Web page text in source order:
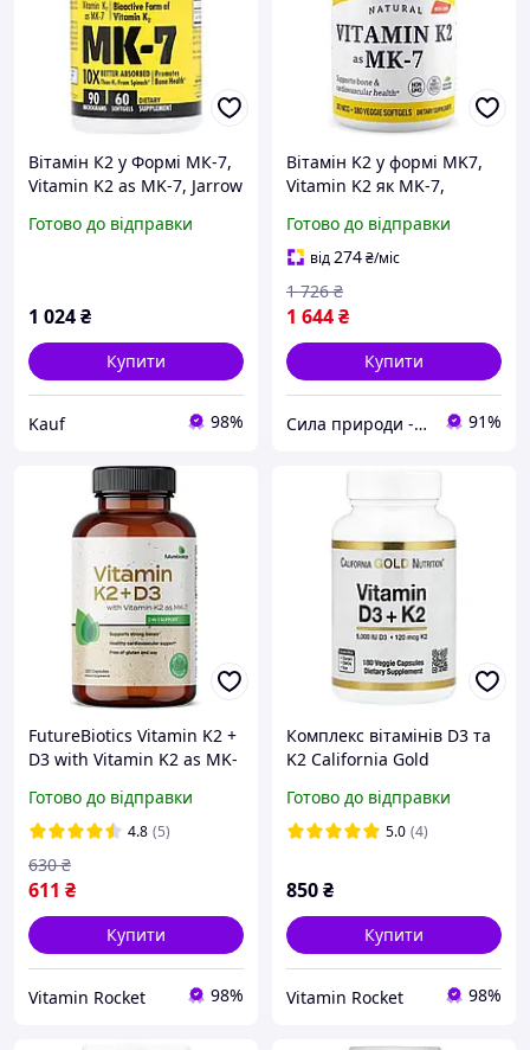
Вітамін К2 у Формі МК-7,
Vitamin K2 as MK-7, Jarrow
Готово до відправки
1 024₴
Купити
Kauf 98%
Вітамін K2 у формі MK7,
Vitamin K2 як MK-7,
180 вегетаріанських
м'яких капсул
Готово до відправки
від274₴/міс
1 644₴
1 726 ₴
Купити
Сила природи - Здорова Родина 91%
FutureBiotics Vitamin K2 +
D3 with Vitamin K2 as MK-
Готово до відправки
4.8 (5)
611 ₴
630 ₴
Купити
Vitamin Rocket 98%
Комплекс вітамінів D3 та
K2 California Gold
as MK-7, 180 Veggie
Capsules
Готово до відправки
5.0 (4)
850₴
Купити
Vitamin Rocket 98%